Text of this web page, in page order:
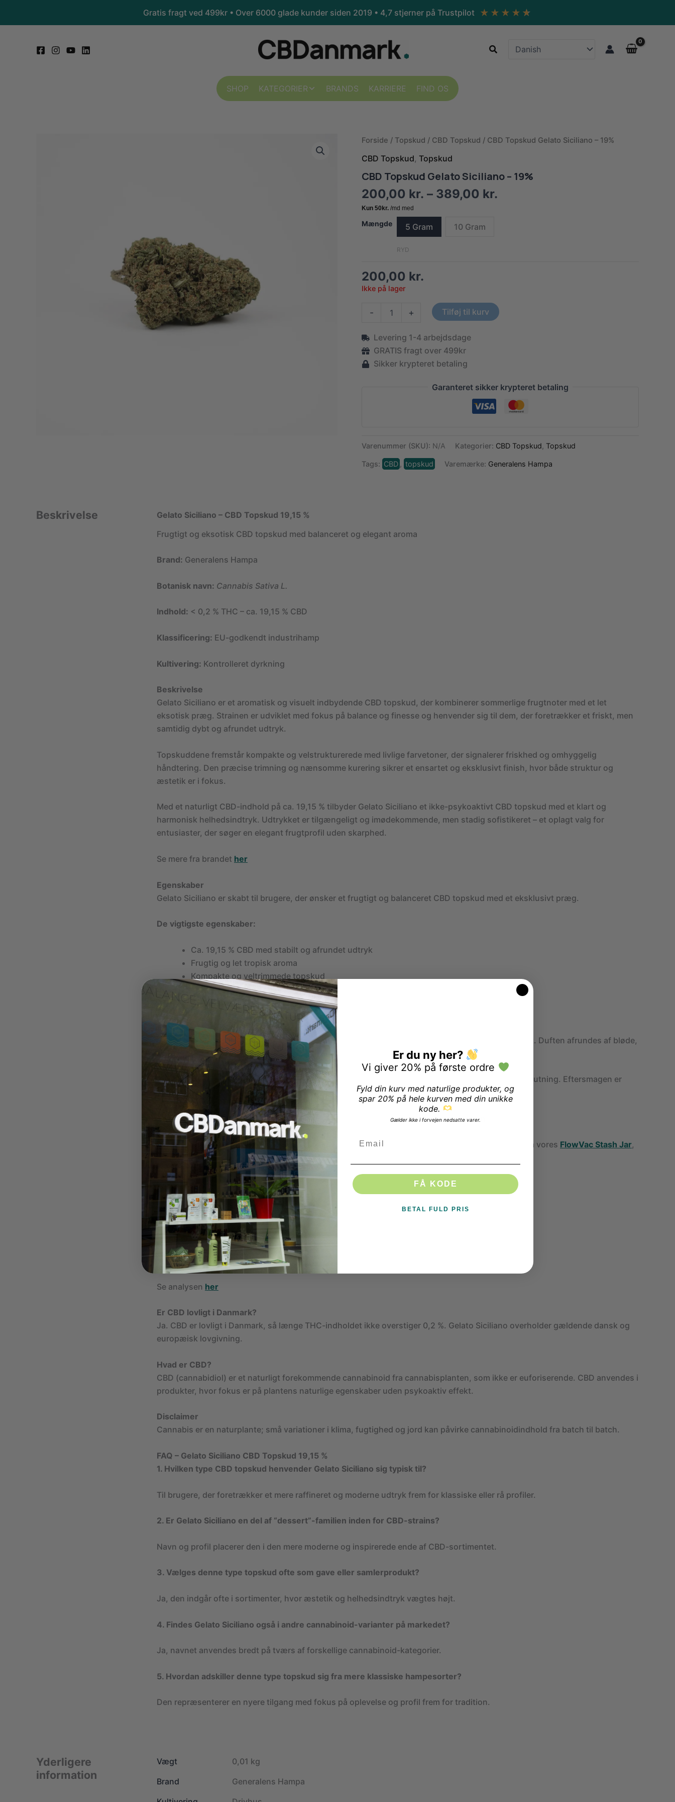
Gratis fragt ved 499kr • Over 6000 glade kunder siden 2019 • 4,7 stjerner på Trustpilot ★ ★ ★ ★ ★
Søg
SHOP KATEGORIER BRANDS KARRIERE FIND OS
Forside / Topskud / CBD Topskud / CBD Topskud Gelato Siciliano – 19%
CBD Topskud, Topskud
CBD Topskud Gelato Siciliano – 19%
200,00 kr. – 389,00 kr.
Mængde 5 Gram 10 Gram
RYD
200,00 kr.
Ikke på lager
-
Siciliano
-
19%
antal
+ Tilføj til kurv
Levering 1-4 arbejdsdage
GRATIS fragt over 499kr
Sikker krypteret betaling
Garanteret sikker krypteret betaling
Varenummer (SKU): N/A Kategorier: CBD Topskud Topskud
Tags: CBD topskud Varemærke: Generalens Hampa
Beskrivelse
Gelato Siciliano – CBD Topskud 19,15 %
Frugtigt og eksotisk CBD topskud med balanceret og elegant aroma
Brand: Generalens Hampa
Botanisk navn: Cannabis Sativa L.
Indhold: < 0,2 % THC – ca. 19,15 % CBD
Klassificering: EU-godkendt industrihamp
Kultivering: Kontrolleret dyrkning
Beskrivelse
Gelato Siciliano er et aromatisk og visuelt indbydende CBD topskud, der kombinerer sommerlige frugtnoter med et let
eksotisk præg. Strainen er udviklet med fokus på balance og finesse og henvender sig til dem, der foretrækker et friskt, men
samtidig dybt og afrundet udtryk.
Topskuddene fremstår kompakte og velstrukturerede med livlige farvetoner, der signalerer friskhed og omhyggelig
håndtering. Den præcise trimning og nænsomme kurering sikrer et ensartet og eksklusivt finish, hvor både struktur og
æstetik er i fokus.
Med et naturligt CBD-indhold på ca. 19,15 % tilbyder Gelato Siciliano et ikke-psykoaktivt CBD topskud med et klart og
harmonisk helhedsindtryk. Udtrykket er tilgængeligt og imødekommende, men stadig sofistikeret – et oplagt valg for
entusiaster, der søger en elegant frugtprofil uden skarphed.
Se mere fra brandet her
Egenskaber
Gelato Siciliano er skabt til brugere, der ønsker et frugtigt og balanceret CBD topskud med et eksklusivt præg.
De vigtigste egenskaber:
Ca. 19,15 % CBD med stabilt og afrundet udtryk
Frugtig og let tropisk aroma
Kompakte og veltrimmede topskud
Harmonisk og elegant helhedsprofil
THC-indhold under 0,2 %
Aroma og smag
Gelato Siciliano byder på en rig og forførende aroma, hvor søde bærnoter danner udgangspunktet. Duften afrundes af bløde,
tropiske undertoner, som tilfører varme og dybde uden at dominere.
Smagsprofilen er afrundet og balanceret med frugtige nuancer i front og en let cremet, tropisk afslutning. Eftersmagen er
blød og vedvarende med et elegant og naturligt udtryk.
Ønsker du et CBD topskud som er mere citruspræget, så burde du giveCanna Lemon
Mangler løsning til at opbevare dit CBD? Uden at det bliver tørt efter noget tid. Prøv at tag et kig på vores FlowVac Stash Jar,
med fugtighedsmåler indbygget!
Kvalitet og kontrol
Gelato Siciliano er produceret med fokus på dokumenteret kvalitet:
Avanceret genetik og kontrolleret dyrkning
THC-testet til under 0,2 %
EU-certificeret industrihamp
Nænsom håndtering fra høst til færdigt topskud
Se analysen her
Er CBD lovligt i Danmark?
Ja. CBD er lovligt i Danmark, så længe THC-indholdet ikke overstiger 0,2 %. Gelato Siciliano overholder gældende dansk og
europæisk lovgivning.
Hvad er CBD?
CBD (cannabidiol) er et naturligt forekommende cannabinoid fra cannabisplanten, som ikke er euforiserende. CBD anvendes i
produkter, hvor fokus er på plantens naturlige egenskaber uden psykoaktiv effekt.
Disclaimer
Cannabis er en naturplante; små variationer i klima, fugtighed og jord kan påvirke cannabinoidindhold fra batch til batch.
FAQ – Gelato Siciliano CBD Topskud 19,15 %
1. Hvilken type CBD topskud henvender Gelato Siciliano sig typisk til?
Til brugere, der foretrækker et mere raffineret og moderne udtryk frem for klassiske eller rå profiler.
2. Er Gelato Siciliano en del af “dessert”-familien inden for CBD-strains?
Navn og profil placerer den i den mere moderne og inspirerede ende af CBD-sortimentet.
3. Vælges denne type topskud ofte som gave eller samlerprodukt?
Ja, den indgår ofte i sortimenter, hvor æstetik og helhedsindtryk vægtes højt.
4. Findes Gelato Siciliano også i andre cannabinoid-varianter på markedet?
Ja, navnet anvendes bredt på tværs af forskellige cannabinoid-kategorier.
5. Hvordan adskiller denne type topskud sig fra mere klassiske hampesorter?
Den repræsenterer en nyere tilgang med fokus på oplevelse og profil frem for tradition.
Yderligere
information
Vægt
0,01 kg
Brand
Generalens Hampa
Er du ny her?
Vi giver 20% på første ordre
Fyld din kurv med naturlige produkter, og
spar 20% på hele kurven med din unikke
kode.
Gælder ikke i forvejen nedsatte varer.
FÅ KODE
BETAL FULD PRIS